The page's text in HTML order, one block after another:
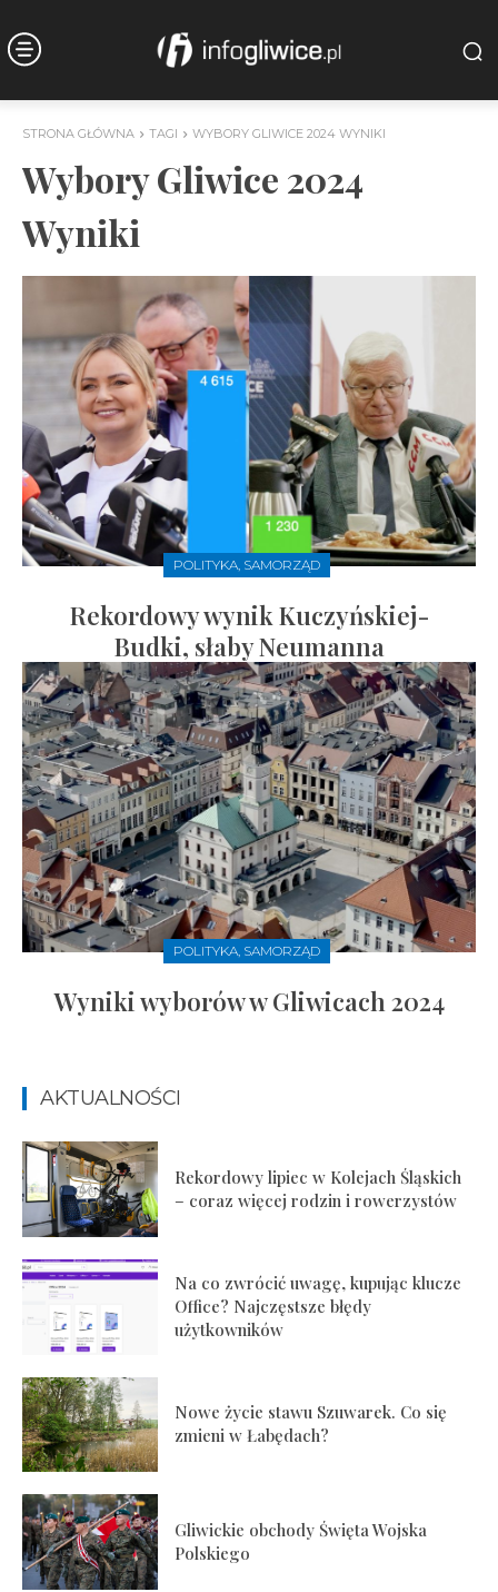
STRONA GŁÓWNA TAGI WYBORY GLIWICE 2024 WYNIKI
Wybory Gliwice 2024
Wyniki
POLITYKA, SAMORZĄD
Rekordowy wynik Kuczyńskiej-
Budki, słaby Neumanna
POLITYKA, SAMORZĄD
Wyniki wyborów w Gliwicach 2024
AKTUALNOŚCI
Rekordowy lipiec w Kolejach Śląskich
– coraz więcej rodzin i rowerzystów
Na co zwrócić uwagę, kupując klucze
Office? Najczęstsze błędy
użytkowników
Nowe życie stawu Szuwarek. Co się
zmieni w Łabędach?
Gliwickie obchody Święta Wojska
Polskiego